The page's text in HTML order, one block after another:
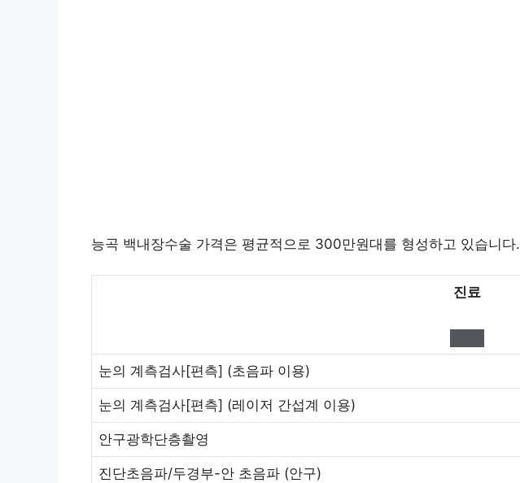
능곡 백내장수술 가격은 평균적으로 300만원대를 형성하고 있습니다.
진료
눈의 계측검사[편측] (초음파 이용)
눈의 계측검사[편측] (레이저 간섭계 이용)
안구광학단층촬영
진단초음파/두경부-안 초음파 (안구)